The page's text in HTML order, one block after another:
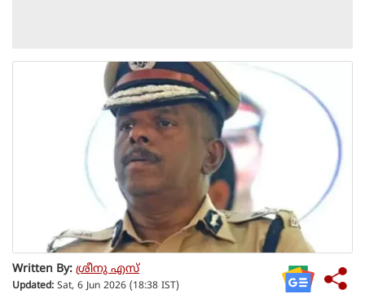
Written By: ശ്രീനു എസ്
Updated: Sat, 6 Jun 2026 (18:38 IST)